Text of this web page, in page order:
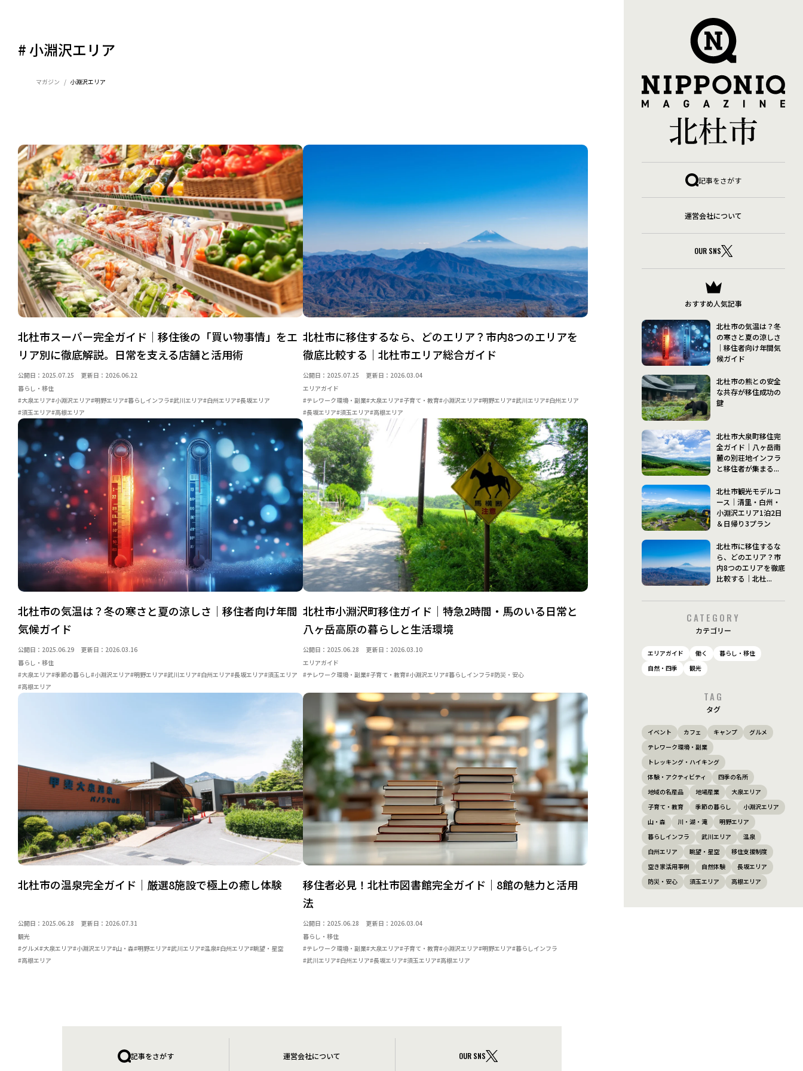
記事をさがす
運営会社について
OUR SNS
おすすめ人気記事
北杜市の気温は？冬
の寒さと夏の涼しさ
｜移住者向け年間気
候ガイド
北杜市の熊との安全
な共存が移住成功の
鍵
北杜市大泉町移住完
全ガイド｜八ヶ岳南
麓の別荘地インフラ
と移住者が集まる...
北杜市観光モデルコ
ース｜清里・白州・
小淵沢エリア1泊2日
＆日帰り3プラン
北杜市に移住するな
ら、どのエリア？市
内8つのエリアを徹底
比較する｜北杜...
CATEGORY
カテゴリー
エリアガイド 働く
暮らし・移住
自然・四季
観光
TAG
タグ
イベント カフェ キャンプ
グルメ
テレワーク環境・副業
トレッキング・ハイキング
体験・アクティビティ
四季の名所
地域の名産品
地場産業
大泉エリア
子育て・教育
季節の暮らし
小淵沢エリア
山・森
川・湖・滝
明野エリア
暮らしインフラ
武川エリア
温泉
白州エリア
眺望・星空
移住支援制度
空き家活用事例
自然体験
長坂エリア
防災・安心
須玉エリア 高根エリア
# 小淵沢エリア
マガジン 小淵沢エリア
北杜市スーパー完全ガイド｜移住後の「買い物事情」をエ
リア別に徹底解説。日常を支える店舗と活用術
公開日：2025.07.25
更新日：2026.06.22
暮らし・移住
#大泉エリア#小淵沢エリア#明野エリア#暮らしインフラ#武川エリア#白州エリア#長坂エリア
#須玉エリア#高根エリア
北杜市に移住するなら、どのエリア？市内8つのエリアを
徹底比較する｜北杜市エリア総合ガイド
公開日：2025.07.25
更新日：2026.03.04
エリアガイド
#テレワーク環境・副業#大泉エリア#子育て・教育#小淵沢エリア#明野エリア#武川エリア#白州エリア
#長坂エリア#須玉エリア#高根エリア
北杜市の気温は？冬の寒さと夏の涼しさ｜移住者向け年間
気候ガイド
公開日：2025.06.29
更新日：2026.03.16
暮らし・移住
#大泉エリア#季節の暮らし#小淵沢エリア#明野エリア#武川エリア#白州エリア#長坂エリア#須玉エリア
#高根エリア
北杜市小淵沢町移住ガイド｜特急2時間・馬のいる日常と
八ヶ岳高原の暮らしと生活環境
公開日：2025.06.28
更新日：2026.03.10
エリアガイド
#テレワーク環境・副業#子育て・教育#小淵沢エリア#暮らしインフラ#防災・安心
北杜市の温泉完全ガイド｜厳選8施設で極上の癒し体験
公開日：2025.06.28
更新日：2026.07.31
観光
#グルメ#大泉エリア#小淵沢エリア#山・森#明野エリア#武川エリア#温泉#白州エリア#眺望・星空
#高根エリア
移住者必見！北杜市図書館完全ガイド｜8館の魅力と活用
法
公開日：2025.06.28
更新日：2026.03.04
暮らし・移住
#テレワーク環境・副業#大泉エリア#子育て・教育#小淵沢エリア#明野エリア#暮らしインフラ
#武川エリア#白州エリア#長坂エリア#須玉エリア#高根エリア
記事をさがす 運営会社について OUR SNS
観光
テレワーク環境・副業
子育て・教育 小淵沢エリア
山・森
川・湖・滝
明野エリア
眺望・星空
移住支援制度 空き家活用事例 長坂エリア
防災・安心
須玉エリア